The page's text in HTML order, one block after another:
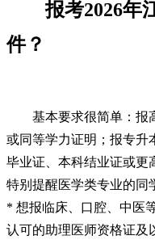
报考2026年
件？
基本要求很简单：报
或同等学力证明；报专升
毕业证、本科结业证或更
特别提醒医学类专业的同
* 想报临床、口腔、中医
认可的助理医师资格证及